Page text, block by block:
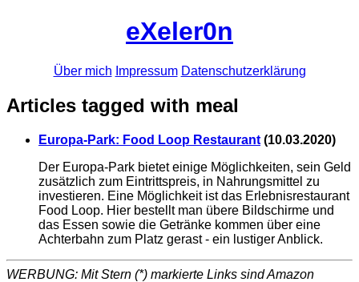
eXeler0n
Über mich Impressum Datenschutzerklärung
Articles tagged with meal
Europa-Park: Food Loop Restaurant (10.03.2020)
Der Europa-Park bietet einige Möglichkeiten, sein Geld
zusätzlich zum Eintrittspreis, in Nahrungsmittel zu
investieren. Eine Möglichkeit ist das Erlebnisrestaurant
Food Loop. Hier bestellt man übere Bildschirme und
das Essen sowie die Getränke kommen über eine
Achterbahn zum Platz gerast - ein lustiger Anblick.
WERBUNG: Mit Stern (*) markierte Links sind Amazon